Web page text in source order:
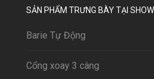
SẢN PHẨM TRƯNG BÀY TẠI
Barie Tự Động
Cổng xoay 3 càng